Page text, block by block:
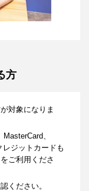
方
対象になりま
、
ジットカードも
ご利用くださ
ください。